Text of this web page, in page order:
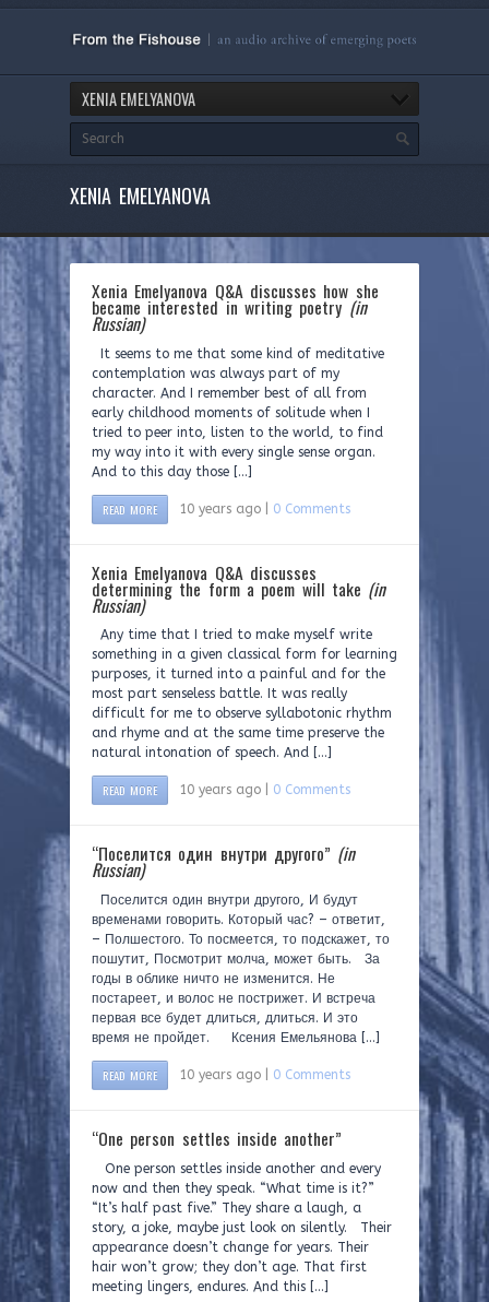
XENIA EMELYANOVA
XENIA EMELYANOVA
Xenia Emelyanova Q&A discusses how she
became interested in writing poetry(in
Russian)
It seems to me that some kind of meditative
contemplation was always part of my
character. And I remember best of all from
early childhood moments of solitude when I
tried to peer into, listen to the world, to find
my way into it with every single sense organ.
And to this day those […]
READ MORE 10 years ago | 0 Comments
Xenia Emelyanova Q&A discusses
determining the form a poem will take (in
Russian)
Any time that I tried to make myself write
something in a given classical form for learning
purposes, it turned into a painful and for the
most part senseless battle. It was really
difficult for me to observe syllabotonic rhythm
and rhyme and at the same time preserve the
natural intonation of speech. And […]
READ MORE 10 years ago | 0 Comments
“Поселится один внутри другого” (in
Russian)
Поселится один внутри другого, И будут
временами говорить. Который час? – ответит,
– Полшестого. То посмеется, то подскажет, то
пошутит, Посмотрит молча, может быть. За
годы в облике ничто не изменится. Не
постареет, и волос не пострижет. И встреча
первая все будет длиться, длиться. И это
время не пройдет. Ксения Емельянова […]
READ MORE 10 years ago | 0 Comments
“One person settles inside another”
One person settles inside another and every
now and then they speak. “What time is it?”
“It’s half past five.” They share a laugh, a
story, a joke, maybe just look on silently. Their
appearance doesn’t change for years. Their
hair won’t grow; they don’t age. That first
meeting lingers, endures. And this […]